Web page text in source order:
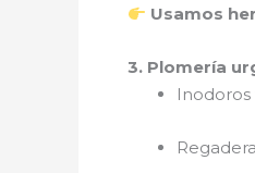
Usamos
3. Plomería